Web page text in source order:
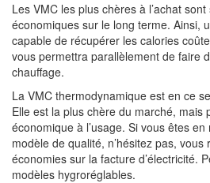
Les VMC les plus chères à l’achat
économiques sur le long terme. Ainsi,
capable de récupérer les calories
vous permettra parallèlement de faire
chauffage.
La VMC thermodynamique est en ce
Elle est la plus chère du marché, mais
économique à l’usage. Si vous êtes en
modèle de qualité, n’hésitez pas,
économies sur la facture d’électricité.
modèles hygroréglables.